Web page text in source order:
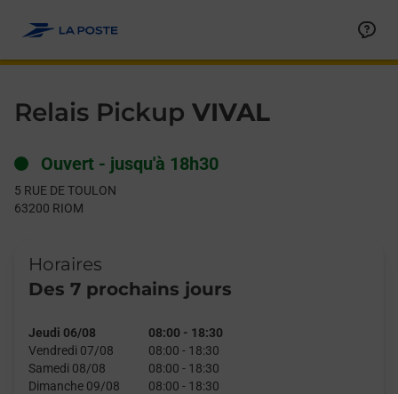
Relais Pickup VIVAL
Ouvert - jusqu'à 18h30
5 RUE DE TOULON
63200 RIOM
Horaires
Des 7 prochains jours
Jeudi 06/08 08:00 - 18:30
Vendredi 07/08
08:00 - 18:30
Samedi 08/08
08:00 - 18:30
Dimanche 09/08
08:00 - 18:30